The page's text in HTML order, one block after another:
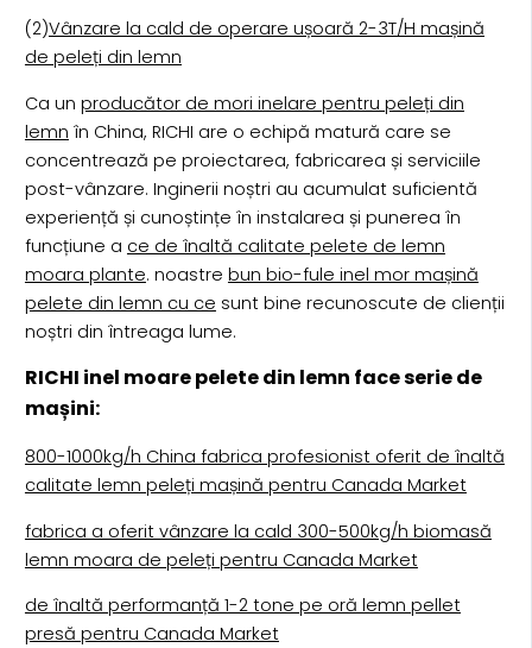
(2)Vânzare la cald de operare ușoară 2-3T/H mașină
de peleți din lemn
Ca un producător de mori inelare pentru peleți din
lemn în China, RICHI are o echipă matură care se
concentrează pe proiectarea, fabricarea și serviciile
post-vânzare. Inginerii noștri au acumulat suficientă
experiență și cunoștințe în instalarea și punerea în
funcțiune a ce de înaltă calitate pelete de lemn
moara plante. noastre bun bio-fule inel mor mașină
pelete din lemn cu ce sunt bine recunoscute de clienții
noștri din întreaga lume.
RICHI inel moare pelete din lemn face serie de
mașini:
800-1000kg/h China fabrica profesionist oferit de înaltă
calitate lemn peleți mașină pentru Canada Market
fabrica a oferit vânzare la cald 300-500kg/h biomasă
lemn moara de peleți pentru Canada Market
de înaltă performanță 1-2 tone pe oră lemn pellet
presă pentru Canada Market